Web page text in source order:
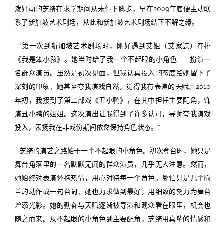
泼好动的芝绮在求学期间从未停下脚步，早在2009年底便主动联
系了新加坡艺术剧场，从此和新加坡艺术剧场结下不解之缘。
“第一次到新加坡艺术剧场时，刚好遇到艾姐（艾家諆）在排
《我是笨小孩》。她当时给了我一个不起眼的小角色——扮演一
名群众演员。虽然是初次见面，但我认真投入的态度给她留下了
深刻的印象，她甚至夸我演戏自然，觉得我有表演的天赋。2010
年初，我接到了第二部戏《丑小鸭》，在其中担任主要配角，饰
演丑小鸭的姐姐。这次演出让我得到了许多认可，导师夸我演戏
投入，表扬我在非戏份期间依然保持角色状态。”
芝绮的演艺之路始于一个不起眼的小角色。初次登台时，她只是
舞台角落里的一名默默无闻的群众演员，几乎无人注意。然而，
她始终对表演怀抱热情，用心对待每一个角色。哪怕只是几个简
单的动作或一句台词，她也力求做到最好，用细致的努力为舞台
增添光彩。她的勤奋与天赋逐渐被导演和观众看在眼里，机会也
随之而来。从不起眼的小角色到主要配角，芝绮用真挚的情感和